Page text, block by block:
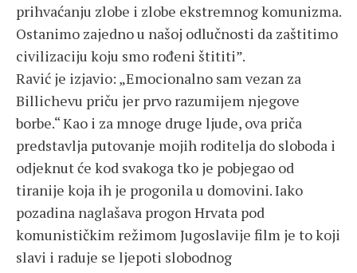
prihvaćanju zlobe i zlobe ekstremnog komunizma.
Ostanimo zajedno u našoj odlučnosti da zaštitimo
civilizaciju koju smo rođeni štititi”.
Ravić je izjavio: „Emocionalno sam vezan za
Billichevu priču jer prvo razumijem njegove
borbe.“ Kao i za mnoge druge ljude, ova priča
predstavlja putovanje mojih roditelja do sloboda i
odjeknut će kod svakoga tko je pobjegao od
tiranije koja ih je progonila u domovini. Iako
pozadina naglašava progon Hrvata pod
komunističkim režimom Jugoslavije film je to koji
slavi i raduje se ljepoti slobodnog